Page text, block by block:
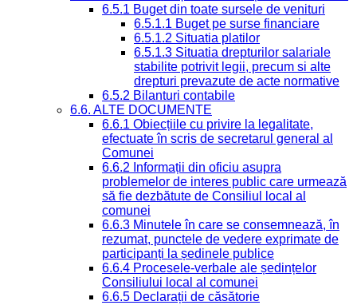
6.5.1 Buget din toate sursele de venituri
6.5.1.1 Buget pe surse financiare
6.5.1.2 Situatia platilor
6.5.1.3 Situatia drepturilor salariale
stabilite potrivit legii, precum si alte
drepturi prevazute de acte normative
6.5.2 Bilanturi contabile
6.6. ALTE DOCUMENTE
6.6.1 Obiecțiile cu privire la legalitate,
efectuate în scris de secretarul general al
Comunei
6.6.2 Informații din oficiu asupra
problemelor de interes public care urmează
să fie dezbătute de Consiliul local al
comunei
6.6.3 Minutele în care se consemnează, în
rezumat, punctele de vedere exprimate de
participanți la ședinele publice
6.6.4 Procesele-verbale ale ședințelor
Consiliului local al comunei
6.6.5 Declarații de căsătorie